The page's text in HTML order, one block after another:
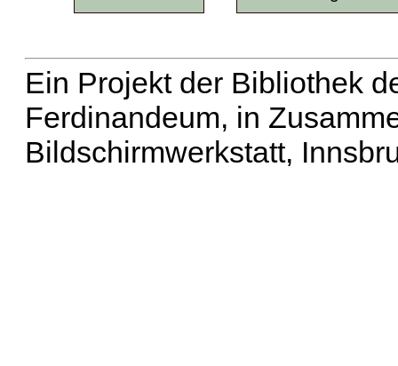
Ein Projekt der Bibliothek
Ferdinandeum, in
Bildschirmwerkstatt,